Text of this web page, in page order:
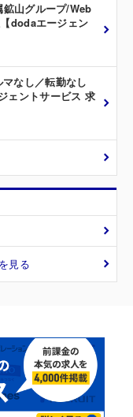
鉱山グループ/Web
dodaエージェン
なし／転勤なし
ェントサービス 求
見る